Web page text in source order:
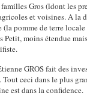
Gros (ldont les
et voisines. A la
pomme de terre
Petit, moins étendue
GROS fait des
ceci dans le plus
est dans la confidence.